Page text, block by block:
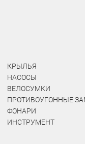
КРЫЛЬЯ
НАСОСЫ
ВЕЛОСУМКИ
ПРОТИВОУГОННЫЕ
ФОНАРИ
ИНСТРУМЕНТ